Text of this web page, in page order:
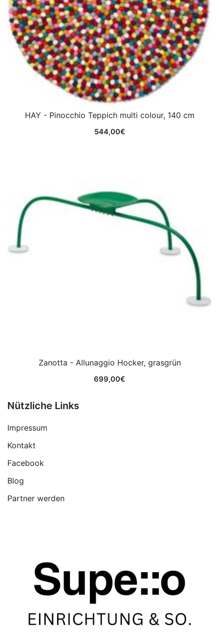
HAY - Pinocchio Teppich multi colour, 140 cm
544,00€
Zanotta - Allunaggio Hocker, grasgrün
699,00€
Nützliche Links
Impressum
Kontakt
Facebook
Blog
Partner werden